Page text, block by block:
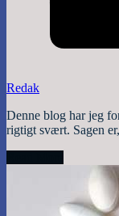
Redak
Denne blog har jeg
rigtigt svært. Sagen